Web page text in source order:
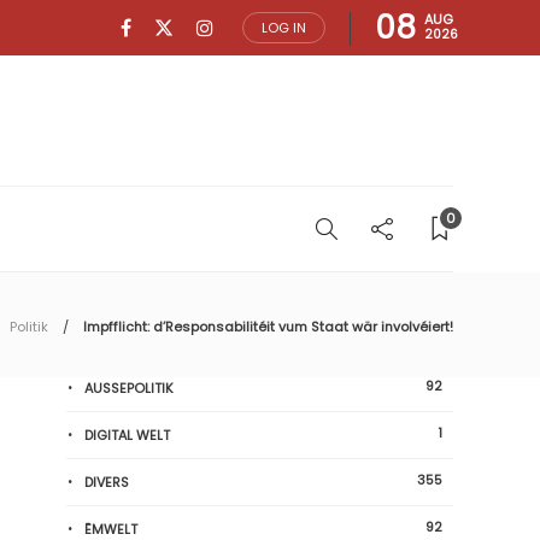
LOG IN 08 AUG
2026
0
Politik Impfflicht: d’Responsabilitéit vum Staat wär involvéiert!
AUSSEPOLITIK 92
DIGITAL WELT 1
DIVERS 355
ËMWELT 92